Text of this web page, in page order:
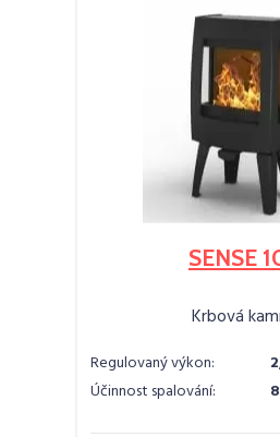
SENSE
Krbová
Regulovaný výkon:
Účinnost spalování: